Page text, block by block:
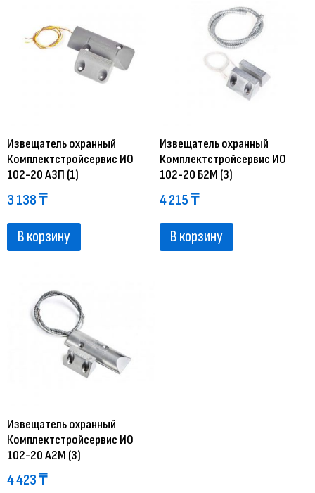
Извещатель охранный
Комплектстройсервис ИО
102-20 А3П (1)
3 138₸
В корзину
Извещатель охранный
Комплектстройсервис ИО
102-20 Б2М (3)
4 215₸
В корзину
Извещатель охранный
Комплектстройсервис ИО
102-20 А2М (3)
4 423₸